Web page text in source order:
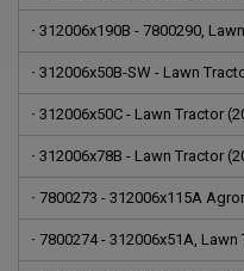
· 312006x190B - 7800290,
· 312006x50B-SW - Lawn
· 312006x50C - Lawn Tractor
· 312006x78B - Lawn Tractor
· 7800273 - 312006x115A
· 7800274 - 312006x51A, Lawn